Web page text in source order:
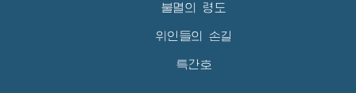
불멸의 령도
위인들의 손길
특간호